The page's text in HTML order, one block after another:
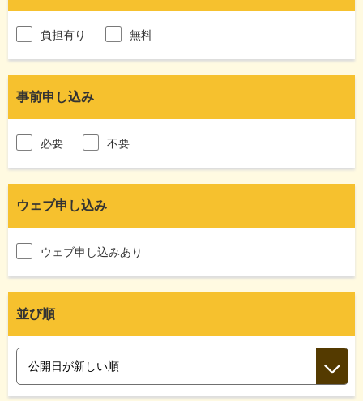
負担有り 無料
事前申し込み
必要 不要
ウェブ申し込み
ウェブ申し込みあり
並び順